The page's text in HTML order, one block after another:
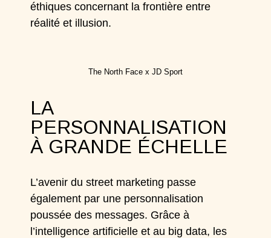
éthiques concernant la frontière entre
réalité et illusion.
The North Face x JD Sport
LA
PERSONNALISATION
À GRANDE ÉCHELLE
L’avenir du street marketing passe
également par une personnalisation
poussée des messages. Grâce à
l’intelligence artificielle et au big data, les